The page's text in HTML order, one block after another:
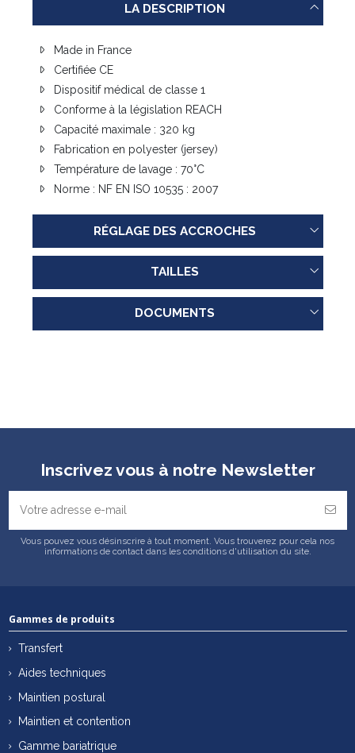
LA DESCRIPTION
Made in France
Certifiée CE
Dispositif médical de classe 1
Conforme à la législation REACH
Capacité maximale : 320 kg
Fabrication en polyester (jersey)
Température de lavage : 70°C
Norme : NF EN ISO 10535 : 2007
RÉGLAGE DES ACCROCHES
TAILLES
DOCUMENTS
Inscrivez vous à notre Newsletter
Vous pouvez vous désinscrire à tout moment. Vous trouverez pour cela nos
informations de contact dans les conditions d'utilisation du site.
Gammes de produits
Transfert
Aides techniques
Maintien postural
Maintien et contention
Gamme bariatrique